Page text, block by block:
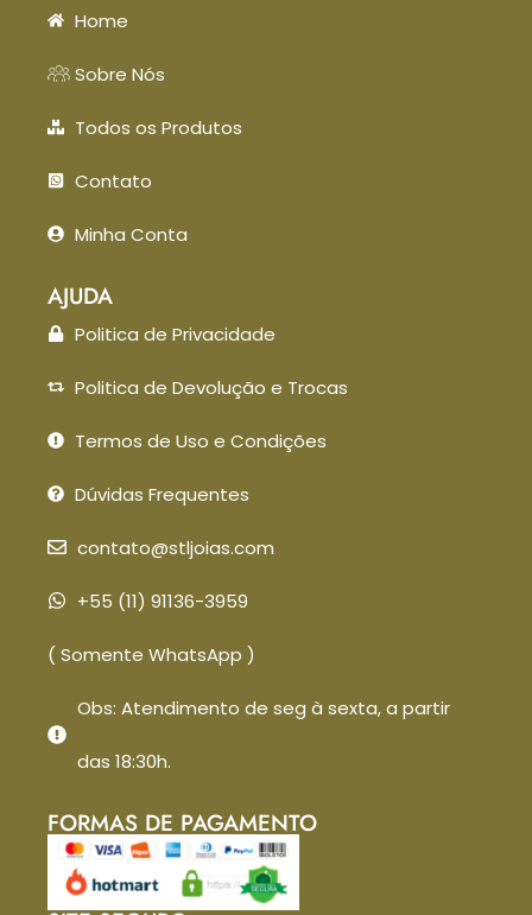
Home
Sobre Nós
Todos os Produtos
Contato
Minha Conta
AJUDA
Politica de Privacidade
Politica de Devolução e Trocas
Termos de Uso e Condições
Dúvidas Frequentes
contato@stljoias.com
+55 (11) 91136-3959
( Somente WhatsApp )
Obs: Atendimento de seg à sexta, a partir
das 18:30h.
FORMAS DE PAGAMENTO